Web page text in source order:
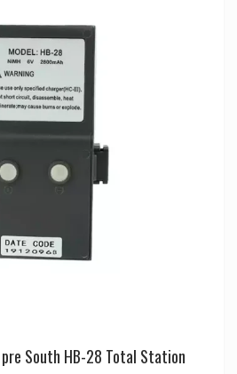
South HB-28 Total Station